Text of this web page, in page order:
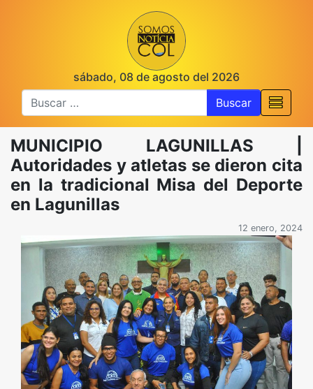
sábado, 08 de agosto del 2026
Buscar
MUNICIPIO LAGUNILLAS |
Autoridades y atletas se dieron cita
en la tradicional Misa del Deporte
en Lagunillas
12 enero, 2024